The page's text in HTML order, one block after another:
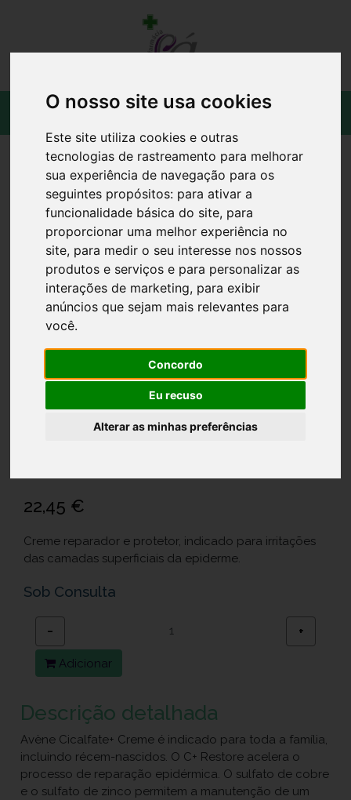
O nosso site usa cookies
Este site utiliza cookies e outras
tecnologias de rastreamento para melhorar
sua experiência de navegação para os
seguintes propósitos: para ativar a
funcionalidade básica do site, para
proporcionar uma melhor experiência no
site, para medir o seu interesse nos nossos
produtos e serviços e para personalizar as
interações de marketing, para exibir
anúncios que sejam mais relevantes para
você.
Concordo
Eu recuso
Alterar as minhas preferências
22,45 €
Creme reparador e protetor, indicado para irritações
das camadas superficiais da epiderme.
Sob Consulta
− +
Adicionar
Descrição detalhada
Avène Cicalfate+ Creme é indicado para toda a família,
incluindo récem-nascidos. O C+ Restore acelera o
processo de reparação epidérmica. O sulfato de cobre
e o sulfato de zinco permitem a manutenção de um